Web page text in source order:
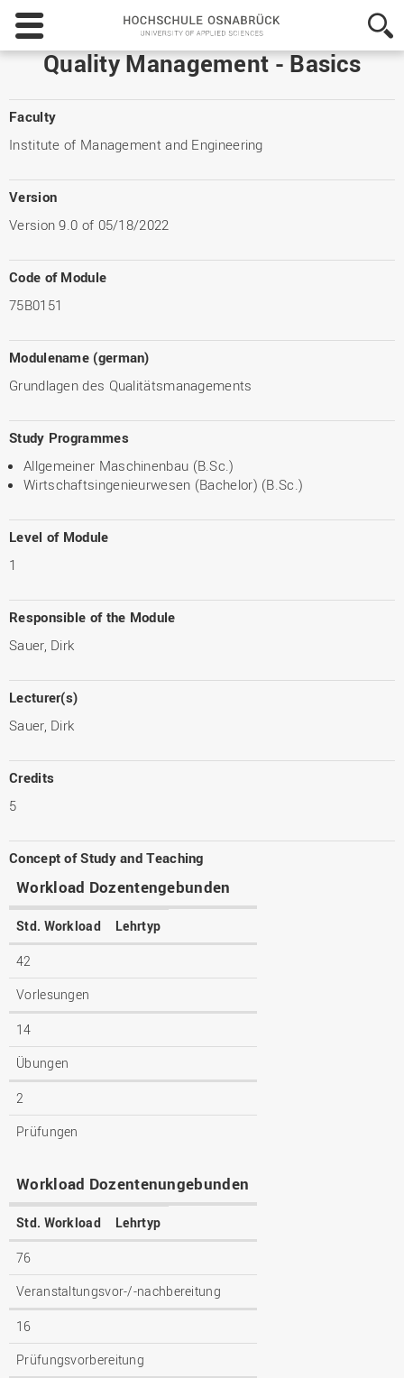
Hochschule
Osnabrück
-
University
Quality Management - Basics
Faculty
Institute of Management and Engineering
Version
Version 9.0 of 05/18/2022
Code of Module
75B0151
Modulename (german)
Grundlagen des Qualitätsmanagements
Study Programmes
Allgemeiner Maschinenbau (B.Sc.)
Wirtschaftsingenieurwesen (Bachelor) (B.Sc.)
Level of Module
1
Responsible of the Module
Sauer, Dirk
Lecturer(s)
Sauer, Dirk
Credits
5
Concept of Study and Teaching
Workload Dozentengebunden
Std. Workload Lehrtyp
42
Vorlesungen
14
Übungen
2
Prüfungen
Workload Dozentenungebunden
Std. Workload Lehrtyp
76
Veranstaltungsvor-/-nachbereitung
16
Prüfungsvorbereitung